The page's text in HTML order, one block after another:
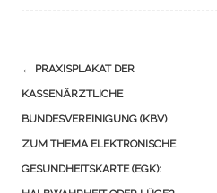
Navigation
(Beiträge)
← PRAXISPLAKAT DER
KASSENÄRZTLICHE
BUNDESVEREINIGUNG (KBV)
ZUM THEMA ELEKTRONISCHE
GESUNDHEITSKARTE (EGK):